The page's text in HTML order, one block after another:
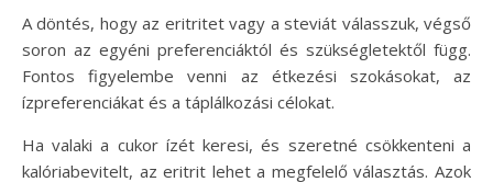
A döntés, hogy az eritritet vagy a steviát válasszuk, végső
soron az egyéni preferenciáktól és szükségletektől függ.
Fontos figyelembe venni az étkezési szokásokat, az
ízpreferenciákat és a táplálkozási célokat.
Ha valaki a cukor ízét keresi, és szeretné csökkenteni a
kalóriabevitelt, az eritrit lehet a megfelelő választás. Azok